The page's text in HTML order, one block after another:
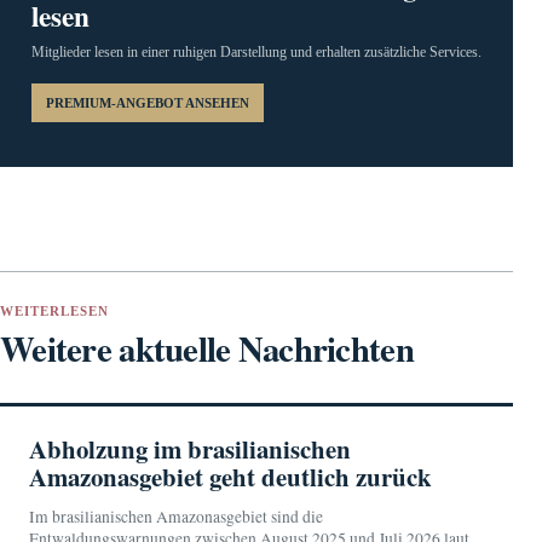
lesen
Mitglieder lesen in einer ruhigen Darstellung und erhalten zusätzliche Services.
PREMIUM-ANGEBOT ANSEHEN
WEITERLESEN
Weitere aktuelle Nachrichten
Abholzung im brasilianischen
Amazonasgebiet geht deutlich zurück
Im brasilianischen Amazonasgebiet sind die